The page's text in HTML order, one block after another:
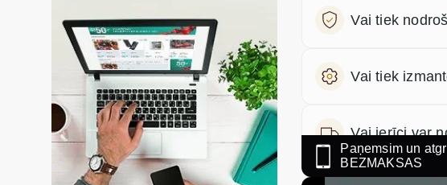
Vai tiek
Vai tiek
Vai ierīci var
Paņemsim un
BEZMAKSAS